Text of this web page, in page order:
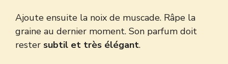
Ajoute ensuite la noix de muscade. Râpe la
graine au dernier moment. Son parfum doit
rester subtil et très élégant.